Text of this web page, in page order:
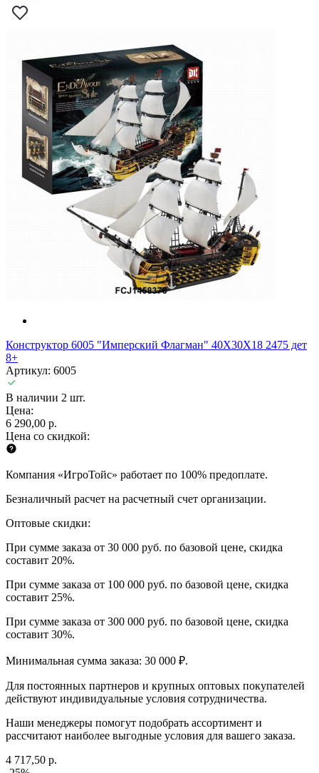
Конструктор 6005 "Имперский Флагман" 40X30X18 2475 дет
8+
Артикул: 6005
В наличии 2 шт.
Цена:
6 290,00 р.
Цена со скидкой:
Компания «ИгроТойс» работает по 100% предоплате.
Безналичный расчет на расчетный счет организации.
Оптовые скидки:
При сумме заказа от 30 000 руб. по базовой цене, скидка
составит 20%.
При сумме заказа от 100 000 руб. по базовой цене, скидка
составит 25%.
При сумме заказа от 300 000 руб. по базовой цене, скидка
составит 30%.
Минимальная сумма заказа: 30 000 ₽.
Для постоянных партнеров и крупных оптовых покупателей
действуют индивидуальные условия сотрудничества.
Наши менеджеры помогут подобрать ассортимент и
рассчитают наиболее выгодные условия для вашего заказа.
4 717,50 р.